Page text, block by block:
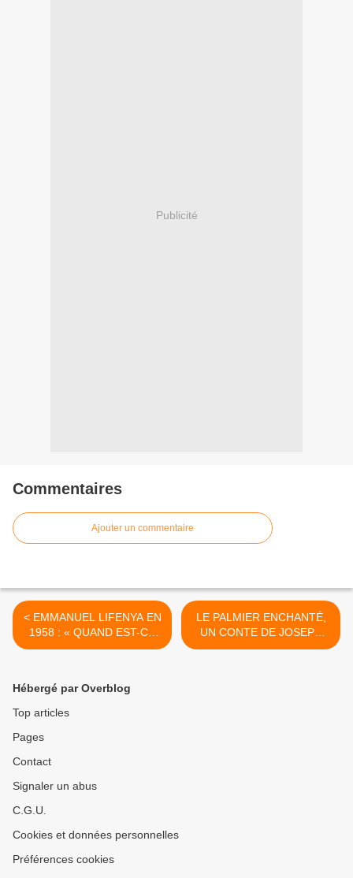
Publicité
Commentaires
Ajouter un commentaire
< EMMANUEL LIFENYA EN
1958 : « QUAND EST-CE
QUE LES BLANCS S’EN
LE PALMIER ENCHANTÉ,
UN CONTE DE JOSEPH
LUTUMBA >
Hébergé par Overblog
Top articles
Pages
Contact
Signaler un abus
C.G.U.
Cookies et données personnelles
Préférences cookies